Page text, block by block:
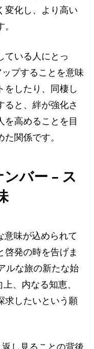
変化し、より高い
ている人にとっ
プすることを意味
をしたり、同棲し
ると、絆が強化さ
を高めることを目
関係です。
バー – ス
意味が込められて
啓発の時を告げま
ルな旅の新たな始
、内なる知恵、
求したいという願
し見ることの背後